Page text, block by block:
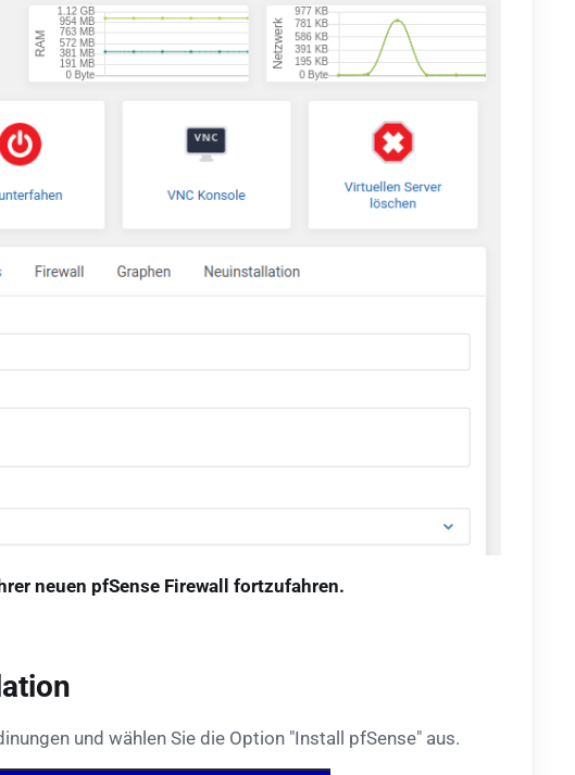
neuen pfSense Firewall fortzufahren.
und wählen Sie die Option "Install pfSense" aus.